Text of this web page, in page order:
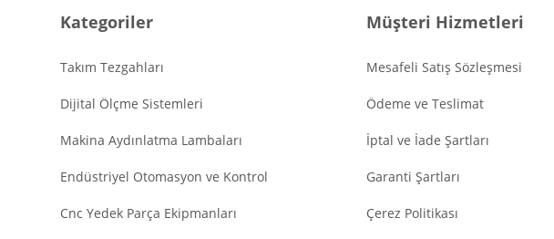
Kategoriler
Takım Tezgahları
Dijital Ölçme Sistemleri
Makina Aydınlatma Lambaları
Endüstriyel Otomasyon ve Kontrol
Cnc Yedek Parça Ekipmanları
Müşteri Hizmetleri
Mesafeli Satış Sözleşmesi
Ödeme ve Teslimat
İptal ve İade Şartları
Garanti Şartları
Çerez Politikası